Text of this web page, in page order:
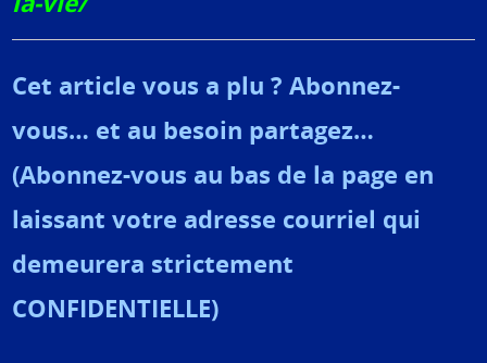
Cet article vous a plu ? Abonnez-
vous… et au besoin partagez…
(Abonnez-vous au bas de la page en
laissant votre adresse courriel qui
demeurera strictement
CONFIDENTIELLE)